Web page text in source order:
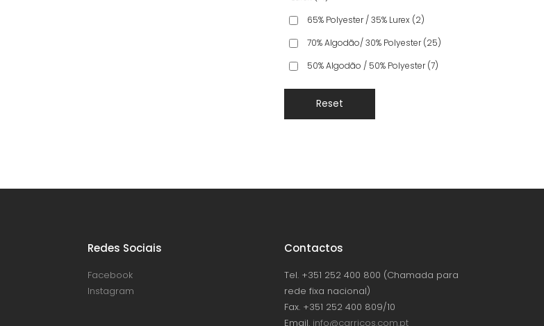
65% Polyester / 35% Lurex (2)
70% Algodão/ 30% Polyester (25)
50% Algodão / 50% Polyester (7)
Reset
Redes Sociais
Facebook
Instagram
Contactos
Tel. +351 252 400 800 (Chamada para
rede fixa nacional)
Fax. +351 252 400 809/10
Email. info@carricos.com.pt